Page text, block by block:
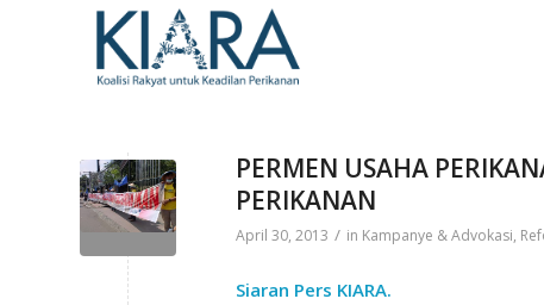
PERMEN USAHA
PERIKANAN
April 30, 2013 / in Kampanye & Advokasi,
Siaran Pers KIARA.